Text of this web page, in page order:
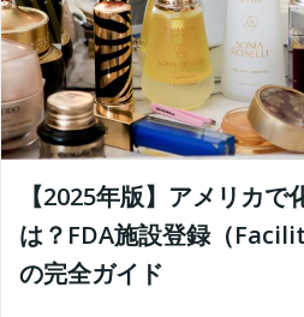
【2025年版】アメリカ
は？FDA施設登録（
の完全ガイド